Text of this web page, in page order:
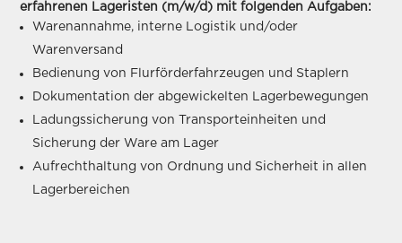
erfahrenen Lageristen (m/w/d) mit folgenden Aufgaben:
Warenannahme, interne Logistik und/oder
Warenversand
Bedienung von Flurförderfahrzeugen und Staplern
Dokumentation der abgewickelten Lagerbewegungen
Ladungssicherung von Transporteinheiten und
Sicherung der Ware am Lager
Aufrechthaltung von Ordnung und Sicherheit in allen
Lagerbereichen